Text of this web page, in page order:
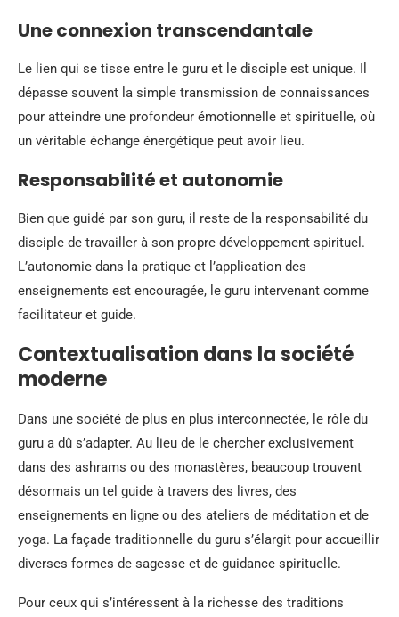
Une connexion transcendantale
Le lien qui se tisse entre le guru et le disciple est unique. Il
dépasse souvent la simple transmission de connaissances
pour atteindre une profondeur émotionnelle et spirituelle, où
un véritable échange énergétique peut avoir lieu.
Responsabilité et autonomie
Bien que guidé par son guru, il reste de la responsabilité du
disciple de travailler à son propre développement spirituel.
L’autonomie dans la pratique et l’application des
enseignements est encouragée, le guru intervenant comme
facilitateur et guide.
Contextualisation dans la société
moderne
Dans une société de plus en plus interconnectée, le rôle du
guru a dû s’adapter. Au lieu de le chercher exclusivement
dans des ashrams ou des monastères, beaucoup trouvent
désormais un tel guide à travers des livres, des
enseignements en ligne ou des ateliers de méditation et de
yoga. La façade traditionnelle du guru s’élargit pour accueillir
diverses formes de sagesse et de guidance spirituelle.
Pour ceux qui s’intéressent à la richesse des traditions